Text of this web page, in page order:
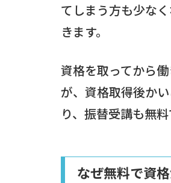
てしまう方も少な
きます。
資格を取ってから
が、資格取得後か
り、振替受講も無料
なぜ無料で資